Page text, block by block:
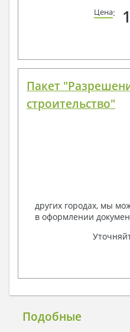
Цена:
Пакет
строительство"
других городах, мы
в оформлении
Подобные